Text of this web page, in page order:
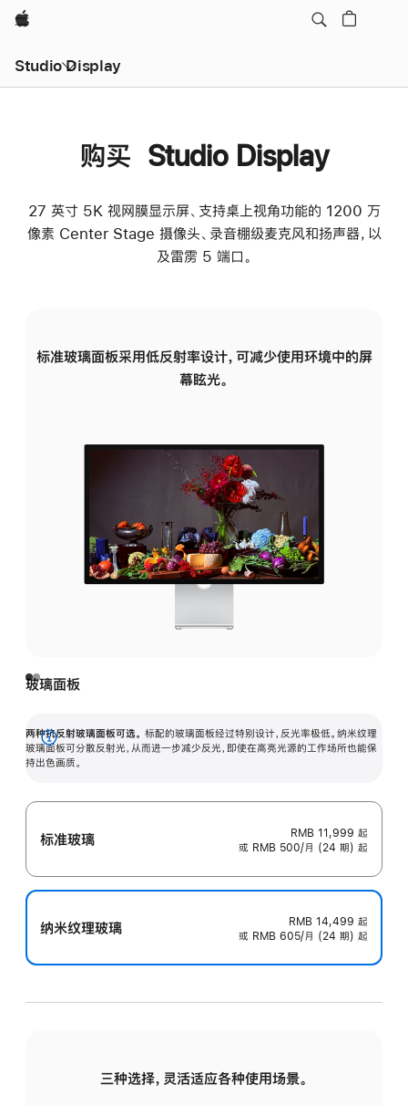
Apple
Studio Display
购买 Studio Display
27 英寸 5K 视网膜显示屏、支持桌上视角功能的 1200 万
像素 Center Stage 摄像头、录音棚级麦克风和扬声器，以
及雷雳 5 端口。
标准玻璃面板采用低反射率设计，可减少使用环境中的屏
幕眩光。
玻璃面板
两种抗反射玻璃面板可选。 标配的玻璃面板经过特别设计，反光率极低。纳米纹理
玻璃面板可分散反射光，从而进一步减少反光，即使在高亮光源的工作场所也能保
持出色画质。
展
开
标准玻璃 RMB 11,999 起
或 RMB 500/月 (24 期) 起
纳米纹理玻璃 RMB 14,499 起
或 RMB 605/月 (24 期) 起
三种选择，灵活适应各种使用场景。